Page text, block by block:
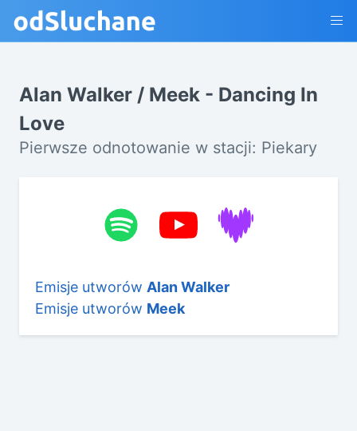
Alan Walker / Meek - Dancing In
Love
Pierwsze odnotowanie w stacji: Piekary
Emisje utworów Alan Walker
Emisje utworów Meek